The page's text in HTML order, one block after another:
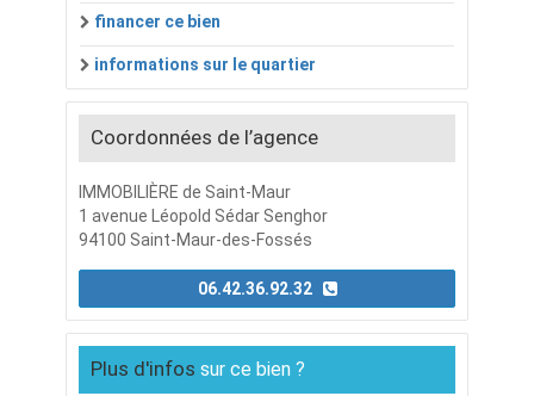
financer ce bien
informations sur le quartier
Coordonnées de l’agence
IMMOBILIÈRE de Saint-Maur
1 avenue Léopold Sédar Senghor
94100 Saint-Maur-des-Fossés
Plus d'infos sur ce bien ?